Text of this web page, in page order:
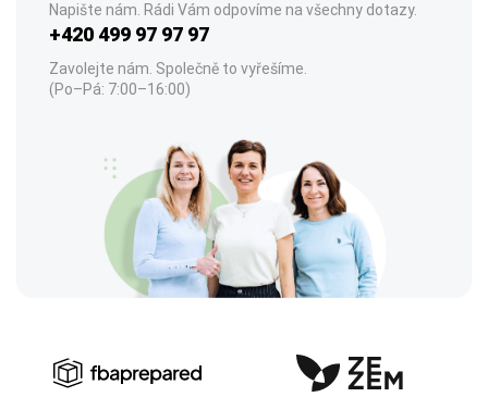
Napište nám. Rádi Vám odpovíme na všechny dotazy.
+420 499 97 97 97
Zavolejte nám. Společně to vyřešíme.
(Po–Pá: 7:00–16:00)